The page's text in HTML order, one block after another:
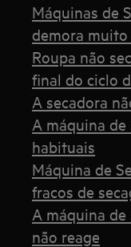
Máquinas de
demora
Roupa não
final do ciclo
A secadora
A máquina
habituais
Máquina de
fracos de
A máquina
não reage